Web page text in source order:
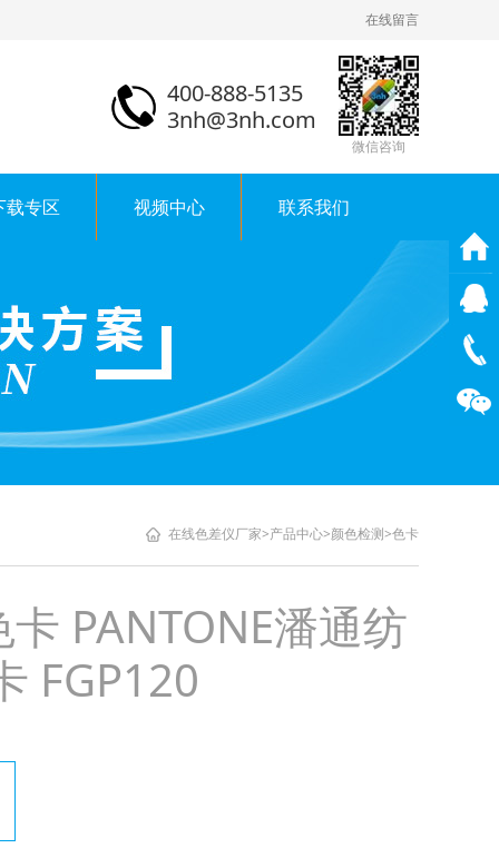
在线留言
微信咨询
400-888-5135
3nh@3nh.com
载专区 视频中心 联系我们
在线色差仪厂家>产品中心>颜色检测>色卡
卡 PANTONE潘通纺
FGP120